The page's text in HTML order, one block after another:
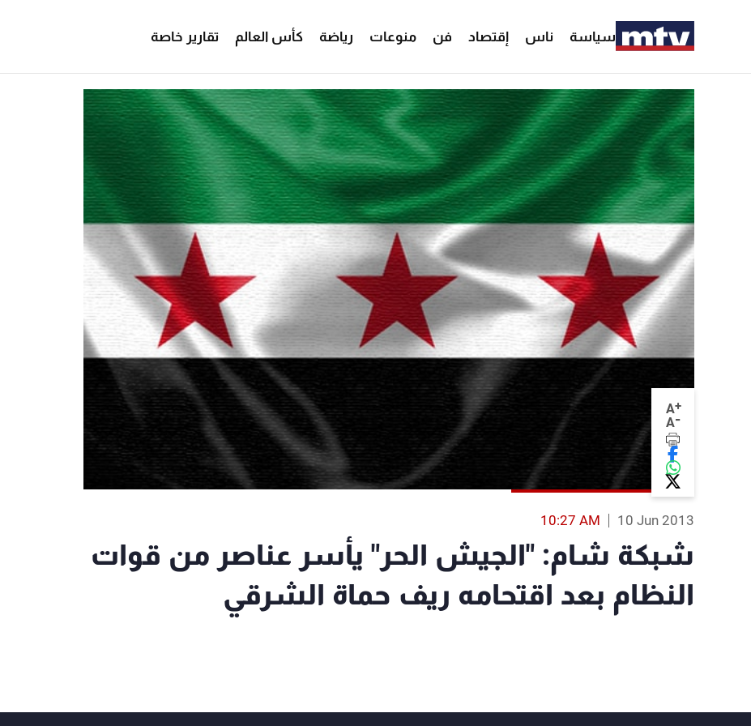
سياسة ناس إقتصاد فن منوعات رياضة كأس العالم تقارير خاصة
A+
A-
10 Jun 2013
10:27 AM
شبكة شام: "الجيش الحر" يأسر عناصر من قوات
النظام بعد اقتحامه ريف حماة الشرقي